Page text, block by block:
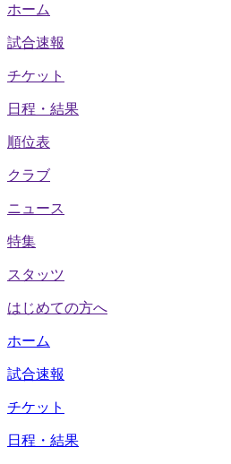
ホーム
試合速報
チケット
日程・結果
順位表
クラブ
ニュース
特集
スタッツ
はじめての方へ
ホーム
試合速報
チケット
日程・結果